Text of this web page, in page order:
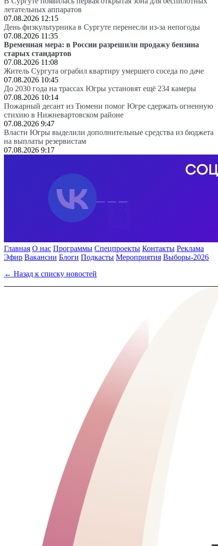
летательных аппаратов
07.08.2026 12:15
День физкультурника в Сургуте перенесли из-за непогоды
07.08.2026 11:35
Временная мера: в России разрешили продажу бензина
старых стандартов
07.08.2026 11:08
Житель Сургута ограбил квартиру умершего соседа по даче
07.08.2026 10:45
До 2030 года на трассах Югры установят ещё 234 камеры
07.08.2026 10:14
Пожарный десант из Тюмени помог Югре сдержать огненную
стихию в Нижневартовском районе
07.08.2026 9:47
Власти Югры выделили дополнительные средства из бюджета
на выплаты резервистам
07.08.2026 9:17
Главная О нас Программы Спецпроекты Контакты Реклама
Эфир Вакансии Блоги Подкасты Мероприятия Выборы-2026
← Назад к списку новостей